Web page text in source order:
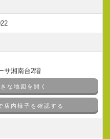
サ湘南台2階
な地図を開く
内様子を確認する